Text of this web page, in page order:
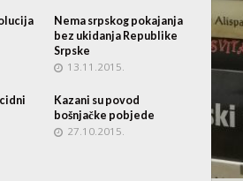
Nema srpskog pokajanja
bez ukidanja Republike
Srpske
13.11.2015.
Kazani su povod
bošnjačke pobjede
27.10.2015.